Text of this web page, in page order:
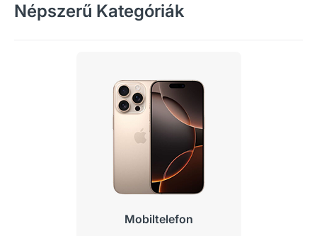
Népszerű Kategóriák
Mobiltelefon